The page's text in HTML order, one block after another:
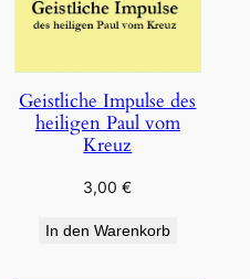
Geistliche Impulse des
heiligen Paul vom
Kreuz
3,00€
In den Warenkorb